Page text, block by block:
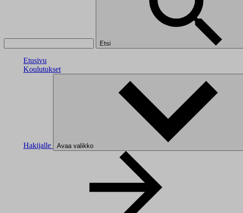
Etsi
Etusivu
Koulutukset
Hakijalle Avaa valikko